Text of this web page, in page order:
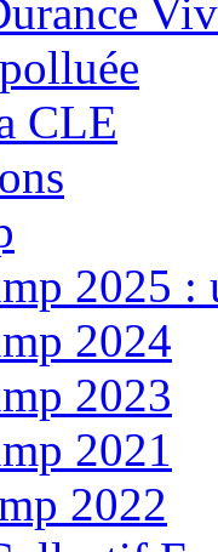
CLE
2025 :
2024
2023
2021
2022